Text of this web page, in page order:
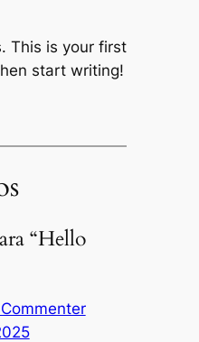
This is your first
start writing!
“Hello